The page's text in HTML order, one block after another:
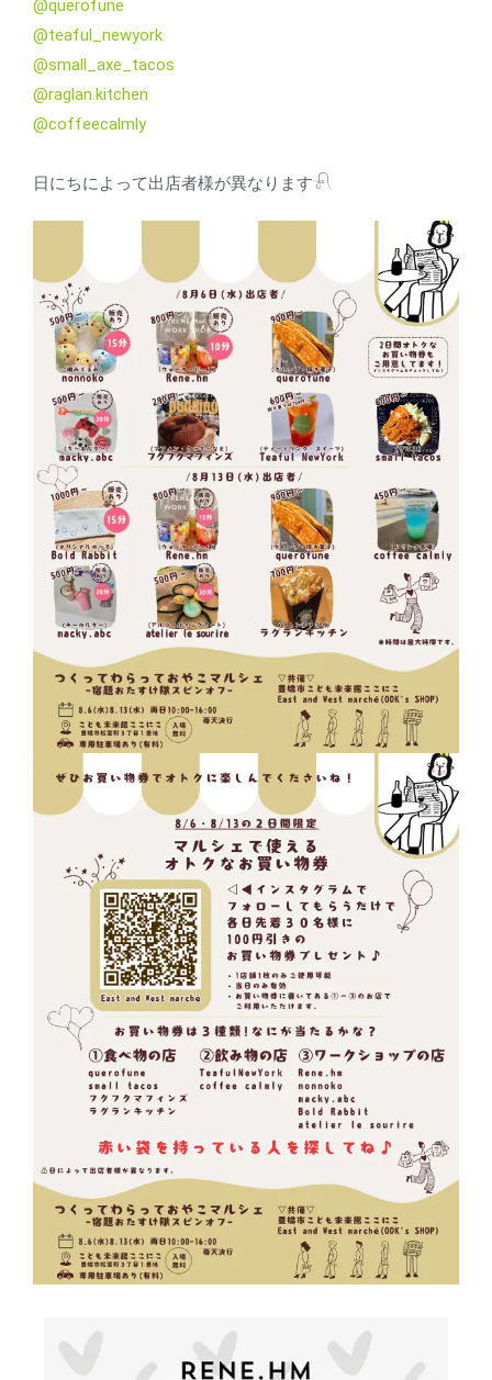
@querofune
@teaful_newyork
@small_axe_tacos
@raglan.kitchen
@coffeecalmly
日にちによって出店者様が異なります𓍯